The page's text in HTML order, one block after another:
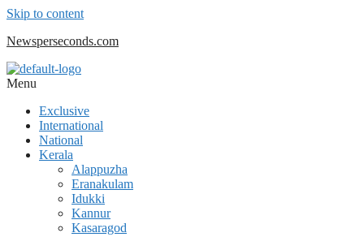
Skip to content
Newsperseconds.com
Menu
Exclusive
International
National
Kerala
Alappuzha
Eranakulam
Idukki
Kannur
Kasaragod